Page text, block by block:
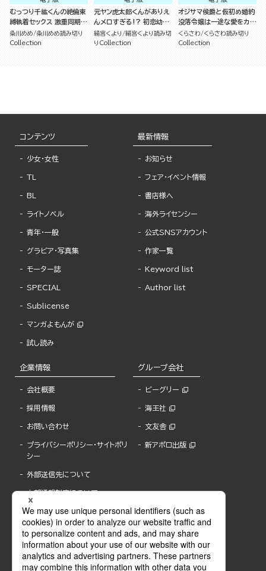
むっつり千紘くんの絶倫束
縛執着セックス 激重同期の
クソデカ愛でハメ堕とされ
ました（単話版）
粂川めめ 粂川めめ読み切り
Collection
元ヤン虎太郎くんがありえ
んメロすぎる!? 初恋幼な
じみのとろとろ執愛セック
スで抱き潰されて（単話版）
絹宮くより
絹宮くより読み切
りCollection
オジサマ侯爵と仮初め婚約
没落令嬢は一途な愛をカラ
ダの奥まで注ぎ込まれて
（単話版）
くらさわ
くらさわ読み切り
Collection
コンテンツ
少女・女性
TL
BL
ライトノベル
青年・一般
グラビア・写真集
モーター誌
SPECIAL
Sublicense
マンガよもんが
試し読み
最新情報
お知らせ
フェア・イベント情報
書店様へ
海外ライセンシー
公式SNSアカウント
作家一覧
Keyword list
Author list
企業情報
会社概要
採用情報
お問い合わせ
プライバシーポリシー・サイトポリ
シー
外部送信先について
内部通報制度について
グループ会社
ビーグリー
海王社
文友舎
新アポロ出版